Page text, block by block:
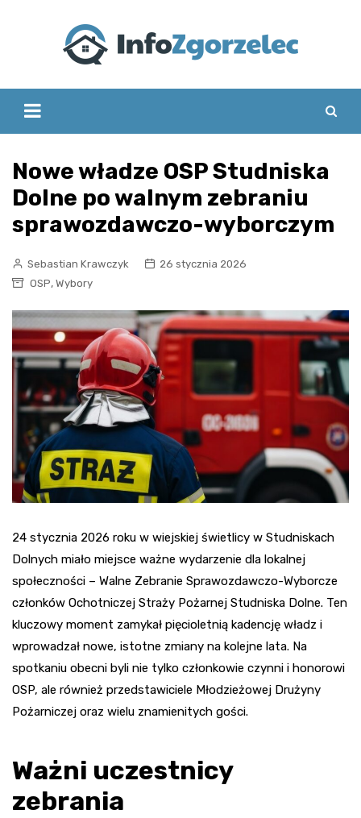
Nowe władze OSP Studniska
Dolne po walnym zebraniu
sprawozdawczo-wyborczym
Sebastian Krawczyk
26 stycznia 2026
OSP, Wybory
24 stycznia 2026 roku w wiejskiej świetlicy w Studniskach
Dolnych miało miejsce ważne wydarzenie dla lokalnej
społeczności – Walne Zebranie Sprawozdawczo-Wyborcze
członków Ochotniczej Straży Pożarnej Studniska Dolne. Ten
kluczowy moment zamykał pięcioletnią kadencję władz i
wprowadzał nowe, istotne zmiany na kolejne lata. Na
spotkaniu obecni byli nie tylko członkowie czynni i honorowi
OSP, ale również przedstawiciele Młodzieżowej Drużyny
Pożarniczej oraz wielu znamienitych gości.
Ważni uczestnicy
zebrania